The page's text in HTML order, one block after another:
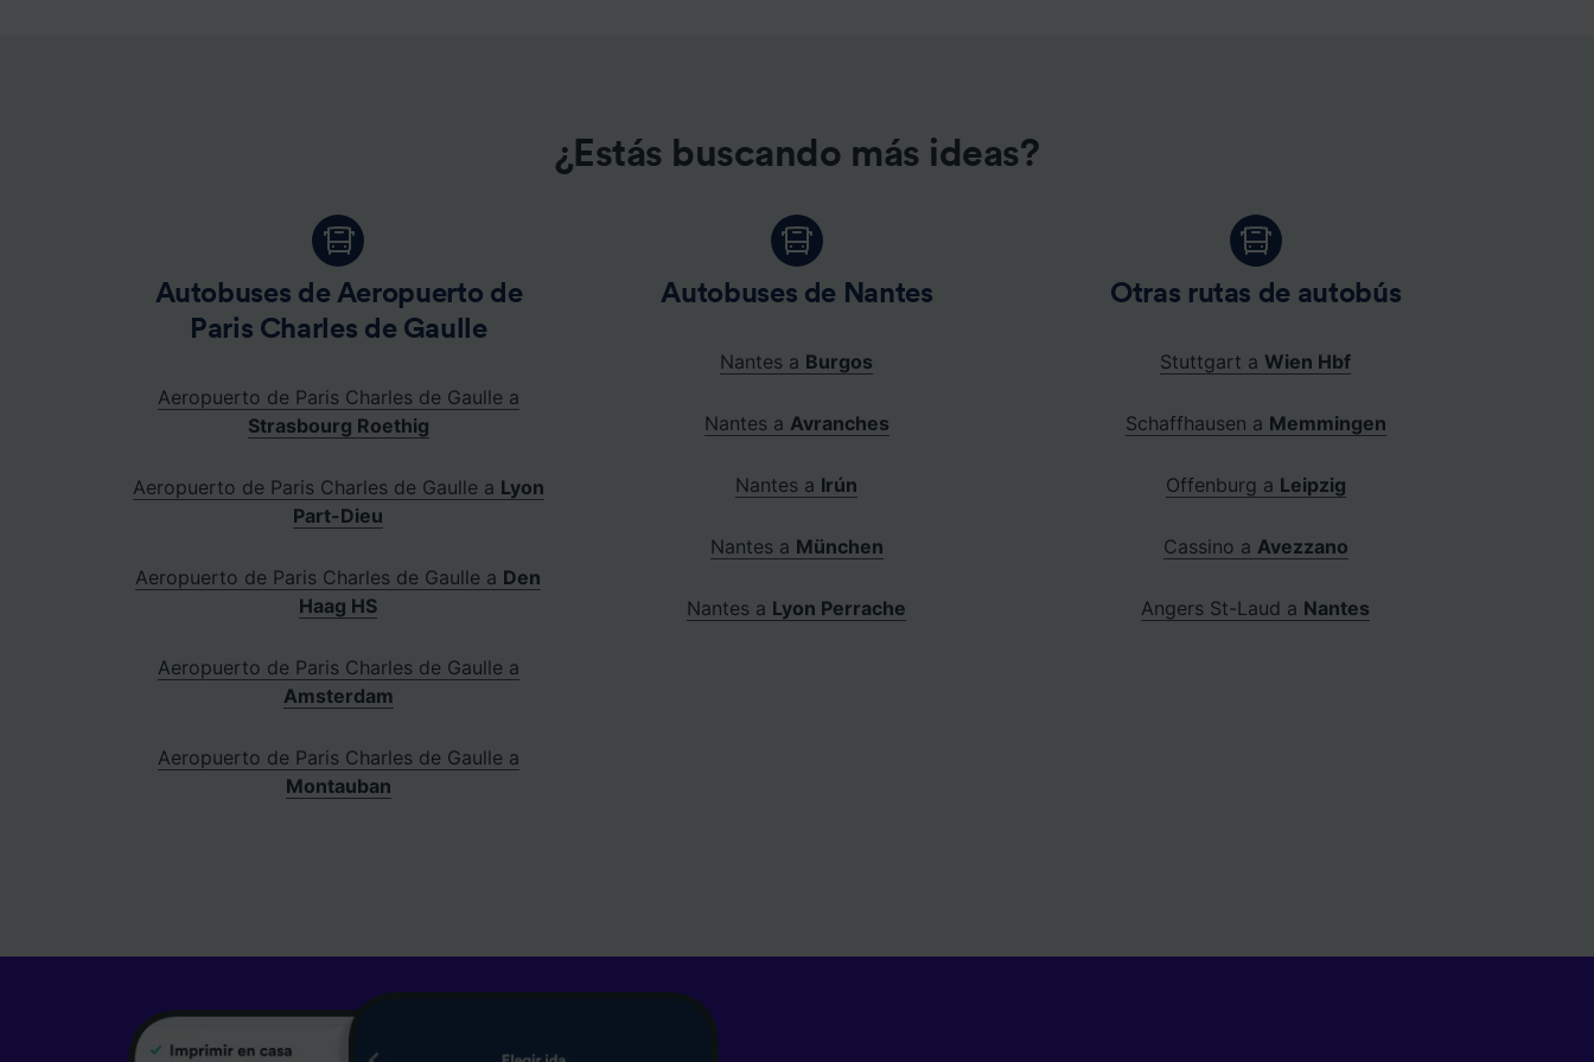
¿Estás buscando más ideas?
Autobuses de Aeropuerto de
Paris Charles de Gaulle
Aeropuerto de Paris Charles de Gaulle a
Strasbourg Roethig
Aeropuerto de Paris Charles de Gaulle a Lyon
Part-Dieu
Aeropuerto de Paris Charles de Gaulle a Den
Haag HS
Aeropuerto de Paris Charles de Gaulle a
Amsterdam
Aeropuerto de Paris Charles de Gaulle a
Montauban
Autobuses de Nantes
Nantes a Burgos
Nantes a Avranches
Nantes a Irún
Nantes a München
Nantes a Lyon Perrache
Otras rutas de autobús
Stuttgart a Wien Hbf
Schaffhausen a Memmingen
Offenburg a Leipzig
Cassino a Avezzano
Angers St-Laud a Nantes